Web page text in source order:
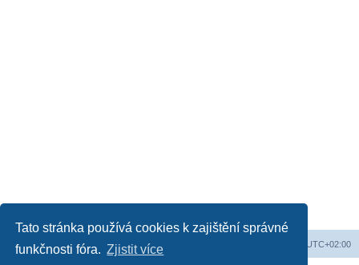
Tato stránka používá cookies k zajištění správné
funkčnosti fóra. Zjistit více
Web Obsah fóra UTC+02:00